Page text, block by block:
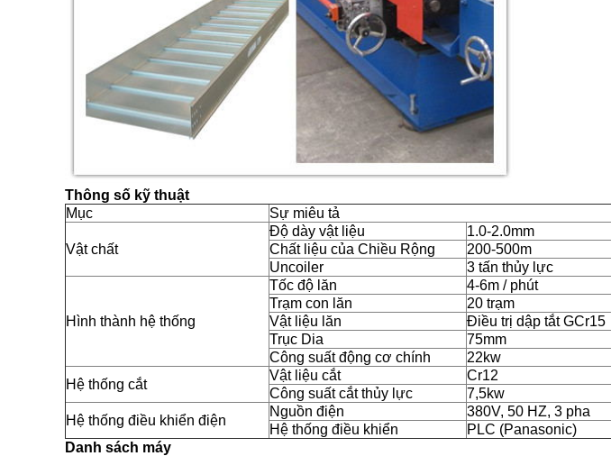
Thông số kỹ thuật
Mục
Sự miêu tả
Vật chất
Độ dày vật liệu
1.0-2.0mm
Chất liệu của Chiều Rộng
200-500m
Uncoiler
3 tấn thủy lực
Hình thành hệ thống
Tốc độ lăn
4-6m / phút
Trạm con lăn
20 trạm
Vật liệu lăn
Điều trị dập tắt GCr15
Trục Dia
75mm
Công suất động cơ chính
22kw
Hệ thống cắt
Vật liệu cắt
Cr12
Công suất cắt thủy lực
7,5kw
Hệ thống điều khiển điện
Nguồn điện
380V, 50 HZ, 3 pha
Hệ thống điều khiển
PLC (Panasonic)
Danh sách máy